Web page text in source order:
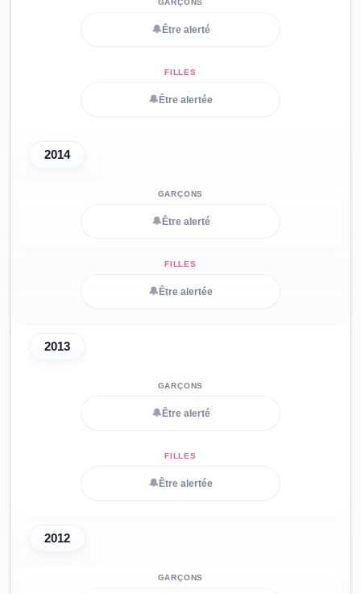
🔔 Être alerté
🔔 Être alertée
2014
🔔 Être alerté
🔔 Être alertée
2013
🔔 Être alerté
🔔 Être alertée
2012